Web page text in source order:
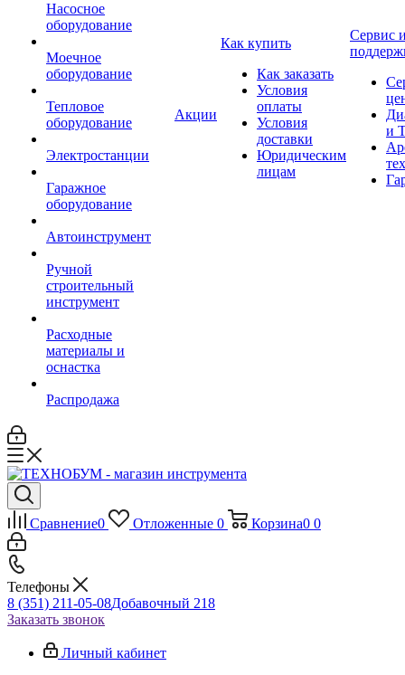
Насосное
оборудование
Моечное
оборудование
Тепловое
оборудование
Электростанции
Гаражное
оборудование
Автоинструмент
Ручной
строительный
инструмент
Расходные
материалы и
оснастка
Распродажа
Акции
Как купить
Как заказать
Условия
оплаты
Условия
доставки
Юридическим
лицам
Сервис
и
Сравнение0 Отложенные 0 Корзина0 0
Телефоны
8 (351) 211-05-08Добавочный 218
Заказать звонок
Личный кабинет